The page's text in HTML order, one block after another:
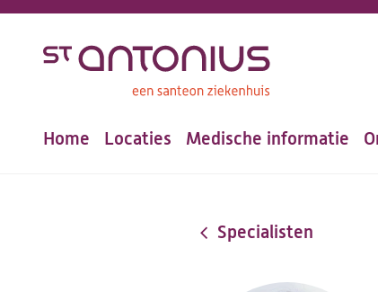
inhoud
Hoofdnavigatie
Home Locaties Medische informatie
Specialisten